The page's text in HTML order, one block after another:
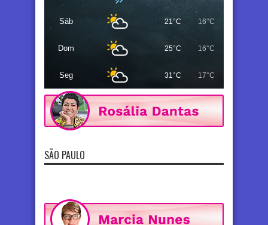
Sáb 21°C 16°C
Dom 25°C 16°C
Seg 31°C 17°C
SÃO PAULO